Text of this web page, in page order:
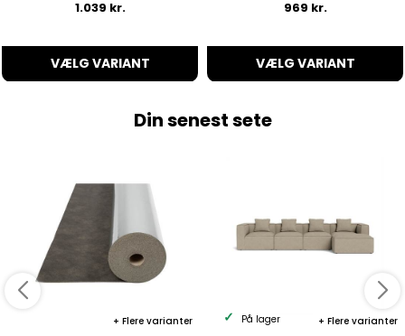
1.039 kr.
VÆLG VARIANT
969 kr.
VÆLG VARIANT
Din senest sete
Flere varianter Flere varianter
På lager